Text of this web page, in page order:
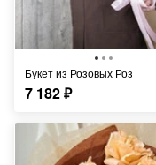
Букет из Розовых Роз
7 182₽